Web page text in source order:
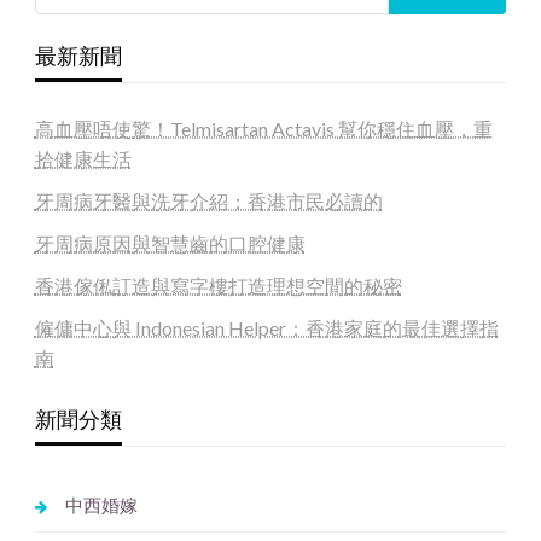
最新新聞
高血壓唔使驚！Telmisartan Actavis 幫你穩住血壓，重
拾健康生活
牙周病牙醫與洗牙介紹：香港市民必讀的
牙周病原因與智慧齒的口腔健康
香港傢俬訂造與寫字樓打造理想空間的秘密
僱傭中心與 Indonesian Helper：香港家庭的最佳選擇指
南
新聞分類
中西婚嫁